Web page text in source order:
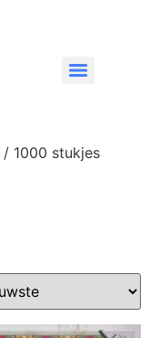
/ 1000 stukjes